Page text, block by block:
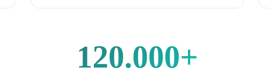
120.000+